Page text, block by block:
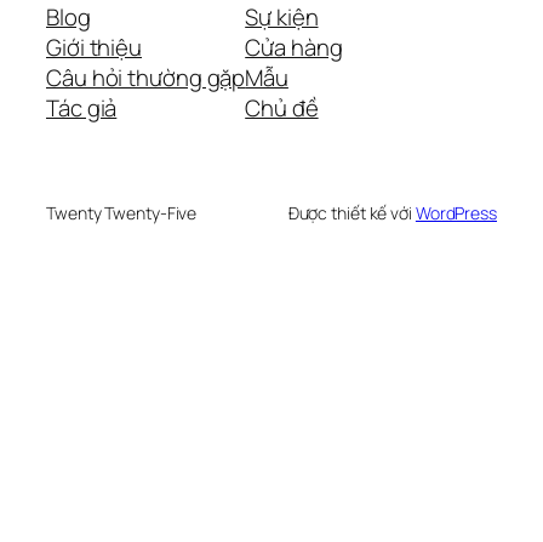
Blog
Giới thiệu
Câu hỏi thường gặp
Tác giả
Sự kiện
Cửa hàng
Mẫu
Chủ đề
Twenty Twenty-Five Được thiết kế với WordPress